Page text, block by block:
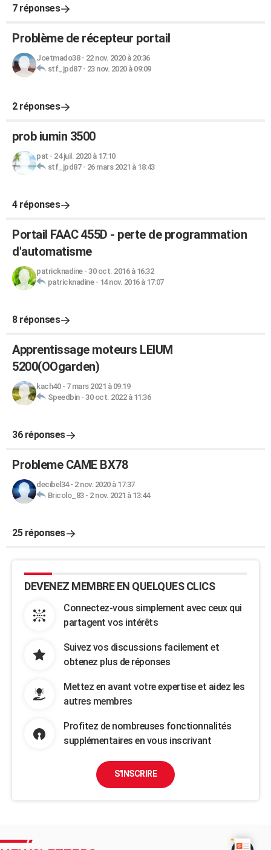
7 réponses
Problème de récepteur portail
Joetmado38- 22 nov. 2020 à 20:36
stf_jpd87- 23 nov. 2020 à 09:09
2 réponses
prob iumin 3500
pat - 24 juil. 2020 à 17:10
stf_jpd87- 26 mars 2021 à 18:43
4 réponses
Portail FAAC 455D - perte de programmation
d'automatisme
patricknadine- 30 oct. 2016 à 16:32
patricknadine- 14 nov. 2016 à 17:07
8 réponses
Apprentissage moteurs LEIUM
5200(OOgarden)
kach40- 7 mars 2021 à 09:19
Speedbin- 30 oct. 2022 à 11:36
36 réponses
Probleme CAME BX78
decibel34- 2 nov. 2020 à 17:37
Bricolo_83- 2 nov. 2021 à 13:44
25 réponses
DEVENEZ MEMBRE EN QUELQUES CLICS
Connectez-vous simplement avec ceux qui
partagent vos intérêts
Suivez vos discussions facilement et
obtenez plus de réponses
Mettez en avant votre expertise et aidez les
autres membres
Profitez de nombreuses fonctionnalités
supplémentaires en vous inscrivant
S'INSCRIRE